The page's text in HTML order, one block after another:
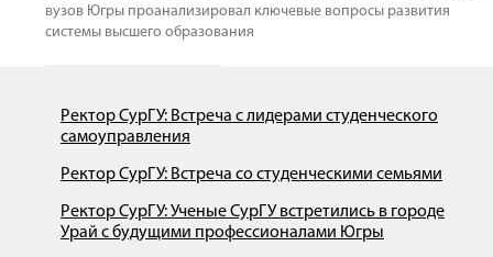
вузов Югры проанализировал ключевые вопросы развития
системы высшего образования
Ректор СурГУ: Встреча с лидерами студенческого
самоуправления
Ректор СурГУ: Встреча со студенческими семьями
Ректор СурГУ: Ученые СурГУ встретились в городе
Урай с будущими профессионалами Югры